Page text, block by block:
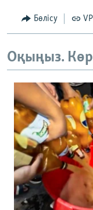
Бөлісу
Оқыңыз.